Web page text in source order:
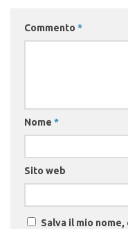
Commento *
Nome *
Sito web
Salva il mio